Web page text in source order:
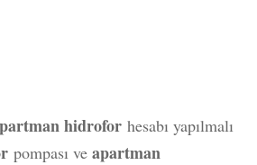
hidroforhesabı yapılmalı
pompası veapartman